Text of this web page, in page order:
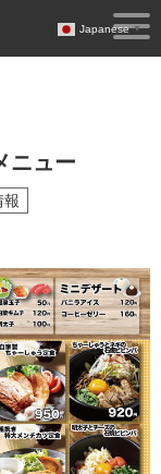
ニュー
報
Japanese ▼